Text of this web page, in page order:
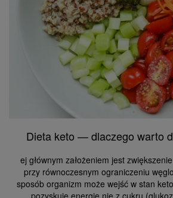
Dieta keto — dlaczego warto
ej głównym założeniem jest
przy równoczesnym ograniczeniu
sposób organizm może wejść w stan
pozyskuje energię nie z cukru